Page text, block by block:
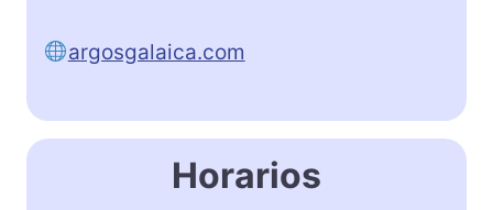
argosgalaica.com
Horarios